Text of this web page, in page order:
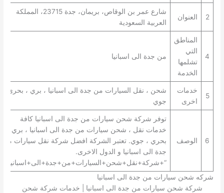
2 العنوان
شارع عمر بن الوقاص، بريمان، جدة 23715، المملكة
العربية السعودية
4
المناطق
التي
تشلمها
الخدمة
من جدة الى اسبانيا
5
خدمات
اخرى
شحن ، نقل السيارات من جدة الى اسبانيا ، بري ، بحري ،
جوي
6 الوصف
توفر شركة شحن سيارات من جدة الى اسبانيا كافة
خدمات نقل ، شحن سيارات من جدة الى اسبانيا ، بري ،
بحري ، جوي. تعتبر الشركة افضل شركة نقل سيارات من
جدة الى اسبانيا و الدول الاخرى.
“+شركة+نقل+شحن+السيارات+من+جدة+الى+اسبانيا+”
شركه شحن سيارات من جدة الى اسبانيا
شركة شحن سيارات من جدة الى اسبانيا | خدمات شركة شحن